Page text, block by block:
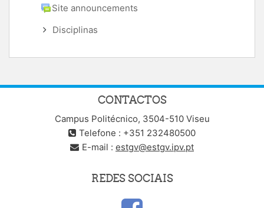
Site announcements
Disciplinas
CONTACTOS
Campus Politécnico, 3504-510 Viseu
Telefone : +351 232480500
E-mail : estgv@estgv.ipv.pt
REDES SOCIAIS